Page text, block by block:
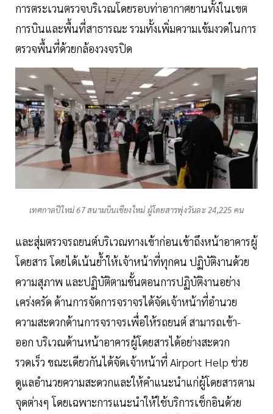
การตระเวนตรวจบริเวณโดยรอบท่าอากาศยานทั้งในเขต
การบินและพื้นที่สาธารณะ รวมทั้งเพิ่มความเข้มงวดในการ
ตรวจพื้นที่ด้วยกล้องวงจรปิด
เทศกาลปีใหม่ 67 สนามบินเชียงใหม่ ผู้โดยสารพุ่งวันละ 24,225 คน
และสุ่มตรวจรถยนต์บริเวณทางเข้าก่อนเข้าถึงหน้าอาคารผู้
โดยสาร โดยได้เน้นย้ำให้เจ้าหน้าที่ทุกคน ปฏิบัติงานด้วย
ความสุภาพ และปฏิบัติตามขั้นตอนการปฏิบัติงานอย่าง
เคร่งครัด ด้านการจัดการจราจรได้จัดเจ้าหน้าที่อำนวย
ความสะดวกด้านการจราจรเพื่อให้รถยนต์ สามารถเข้า-
ออก บริเวณด้านหน้าอาคารผู้โดยสารได้อย่างสะดวก
รวดเร็ว ขณะเดียวกันได้จัดเจ้าหน้าที่ Airport Help ช่วย
ดูแลอำนวยความสะดวกและให้คำแนะนำแก่ผู้โดยสารตาม
จุดต่างๆ โดยเฉพาะการแนะนำให้ใช้บริการเช็กอินด้วย